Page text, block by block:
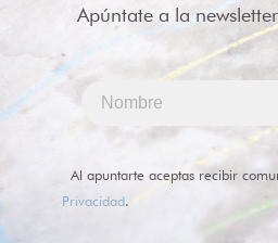
Apúntate a la
Al apuntarte aceptas recibir
Privacidad.